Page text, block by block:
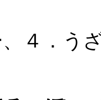
４．う